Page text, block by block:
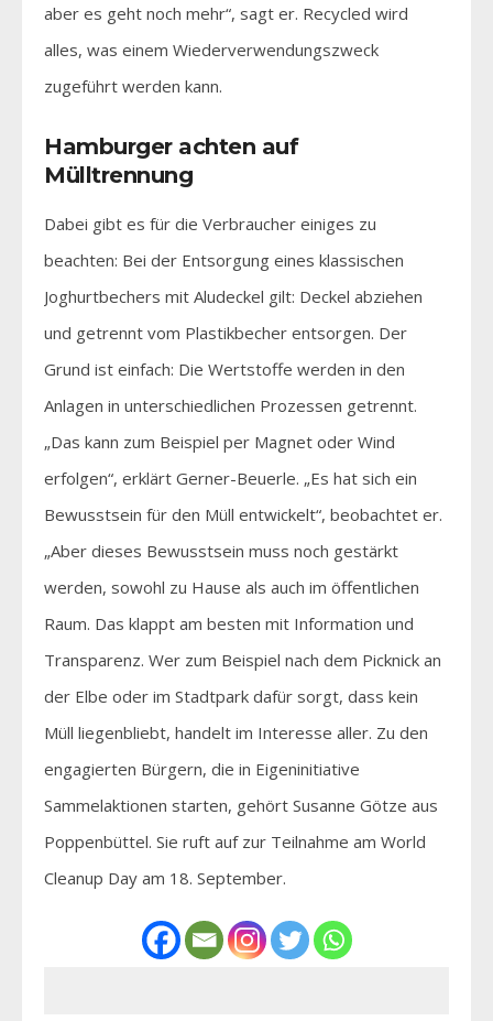
aber es geht noch mehr“, sagt er. Recycled wird
alles, was einem Wiederverwendungszweck
zugeführt werden kann.
Hamburger achten auf
Mülltrennung
Dabei gibt es für die Verbraucher einiges zu
beachten: Bei der Entsorgung eines klassischen
Joghurtbechers mit Aludeckel gilt: Deckel abziehen
und getrennt vom Plastikbecher entsorgen. Der
Grund ist einfach: Die Wertstoffe werden in den
Anlagen in unterschiedlichen Prozessen getrennt.
„Das kann zum Beispiel per Magnet oder Wind
erfolgen“, erklärt Gerner-Beuerle. „Es hat sich ein
Bewusstsein für den Müll entwickelt“, beobachtet er.
„Aber dieses Bewusstsein muss noch gestärkt
werden, sowohl zu Hause als auch im öffentlichen
Raum. Das klappt am besten mit Information und
Transparenz. Wer zum Beispiel nach dem Picknick an
der Elbe oder im Stadtpark dafür sorgt, dass kein
Müll liegenbliebt, handelt im Interesse aller. Zu den
engagierten Bürgern, die in Eigeninitiative
Sammelaktionen starten, gehört Susanne Götze aus
Poppenbüttel. Sie ruft auf zur Teilnahme am World
Cleanup Day am 18. September.